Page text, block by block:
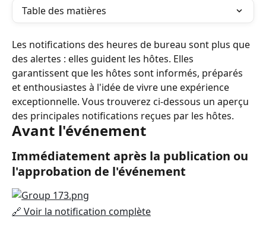
Table des matières
Les notifications des heures de bureau sont plus que
des alertes : elles guident les hôtes. Elles
garantissent que les hôtes sont informés, préparés
et enthousiastes à l'idée de vivre une expérience
exceptionnelle. Vous trouverez ci-dessous un aperçu
des principales notifications reçues par les hôtes.
Avant l'événement
Immédiatement après la publication ou
l'approbation de l'événement
🔗 Voir la notification complète